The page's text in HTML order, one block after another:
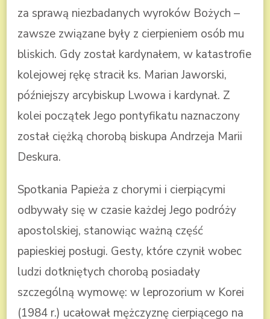
za sprawą niezbadanych wyroków Bożych –
zawsze związane były z cierpieniem osób mu
bliskich. Gdy został kardynałem, w katastrofie
kolejowej rękę stracił ks. Marian Jaworski,
późniejszy arcybiskup Lwowa i kardynał. Z
kolei początek Jego pontyfikatu naznaczony
został ciężką chorobą biskupa Andrzeja Marii
Deskura.
Spotkania Papieża z chorymi i cierpiącymi
odbywały się w czasie każdej Jego podróży
apostolskiej, stanowiąc ważną część
papieskiej posługi. Gesty, które czynił wobec
ludzi dotkniętych chorobą posiadały
szczególną wymowę: w leprozorium w Korei
(1984 r.) ucałował mężczyznę cierpiącego na